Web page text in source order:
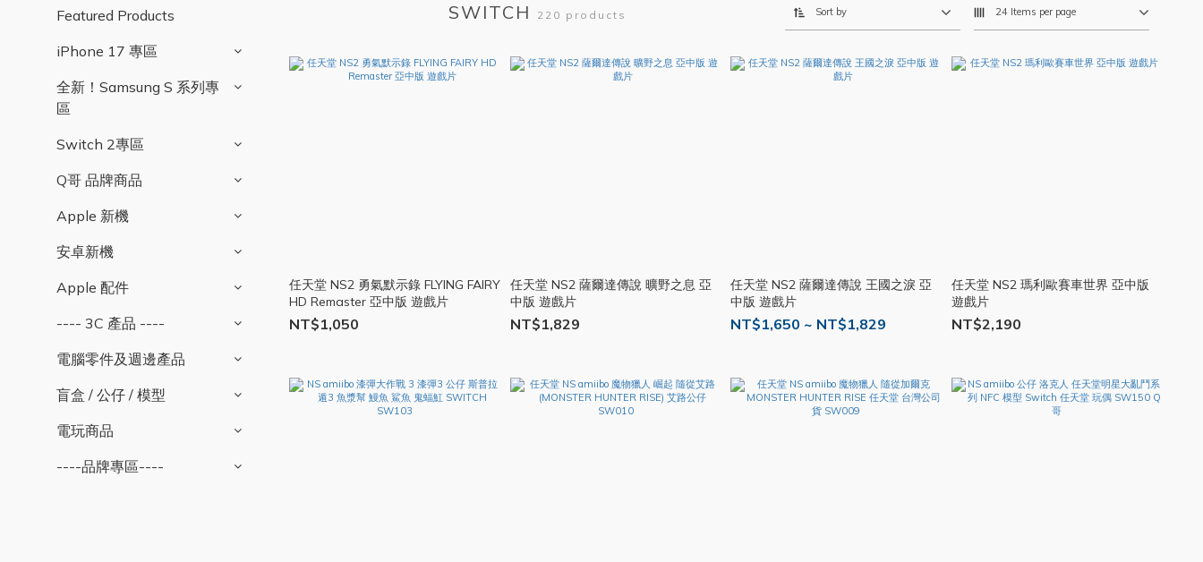
Featured Products
iPhone 17 專區
全新！Samsung S 系列專
區
Switch 2專區
Q哥 品牌商品
Apple 新機
安卓新機
Apple 配件
---- 3C 產品 ----
電腦零件及週邊產品
盲盒 / 公仔 / 模型
電玩商品
----品牌專區----
SWITCH 220 products Sort by 24 Items per page
任天堂 NS2 勇氣默示錄 FLYING FAIRY
HD Remaster 亞中版 遊戲片
NT$1,050
任天堂 NS2 薩爾達傳說 曠野之息 亞
中版 遊戲片
NT$1,829
任天堂 NS2 薩爾達傳說 王國之淚 亞
中版 遊戲片
NT$1,650 ~ NT$1,829
任天堂 NS2 瑪利歐賽車世界 亞中版
遊戲片
NT$2,190